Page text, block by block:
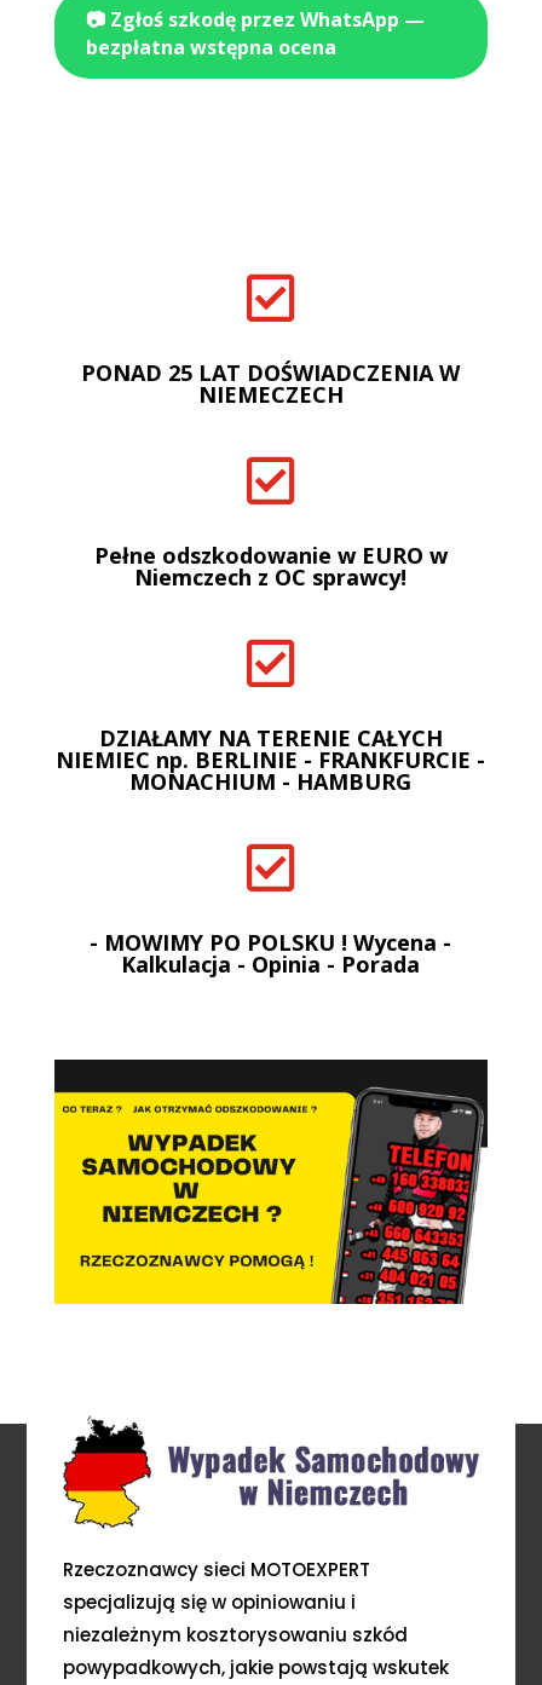
📷 Zgłoś szkodę przez WhatsApp —
bezpłatna wstępna ocena

PONAD 25 LAT DOŚWIADCZENIA W
NIEMECZECH

Pełne odszkodowanie w EURO w
Niemczech z OC sprawcy!

DZIAŁAMY NA TERENIE CAŁYCH
NIEMIEC np. BERLINIE - FRANKFURCIE -
MONACHIUM - HAMBURG

- MOWIMY PO POLSKU ! Wycena -
Kalkulacja - Opinia - Porada
Rzeczoznawcy sieci MOTOEXPERT
specjalizują się w opiniowaniu i
niezależnym kosztorysowaniu szkód
powypadkowych, jakie powstają wskutek